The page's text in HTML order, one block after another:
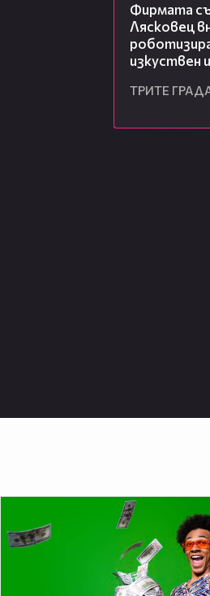
Фирмата
Лясковец
изкуствен
ТРИТЕ